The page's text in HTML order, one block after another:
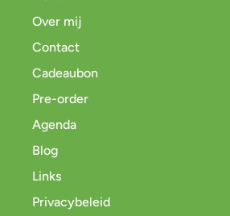
Over mij
Contact
Cadeaubon
Pre-order
Agenda
Blog
Links
Privacybeleid